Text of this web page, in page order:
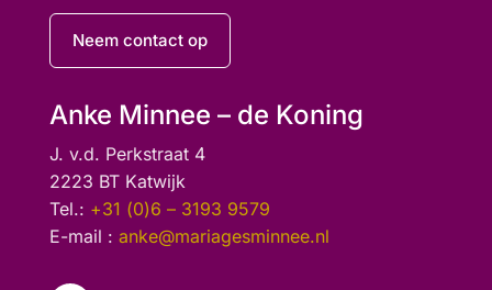
Neem contact op
Anke Minnee – de Koning
J. v.d. Perkstraat 4
2223 BT Katwijk
Tel.: +31 (0)6 – 3193 9579
E-mail : anke@mariagesminnee.nl